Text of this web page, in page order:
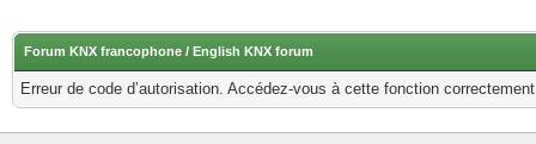
Forum KNX francophone / English KNX forum
Erreur de code d’autorisation. Accédez-vous à cette fonction